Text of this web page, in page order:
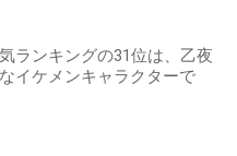
ランキングの31位は、乙夜
イケメンキャラクターで